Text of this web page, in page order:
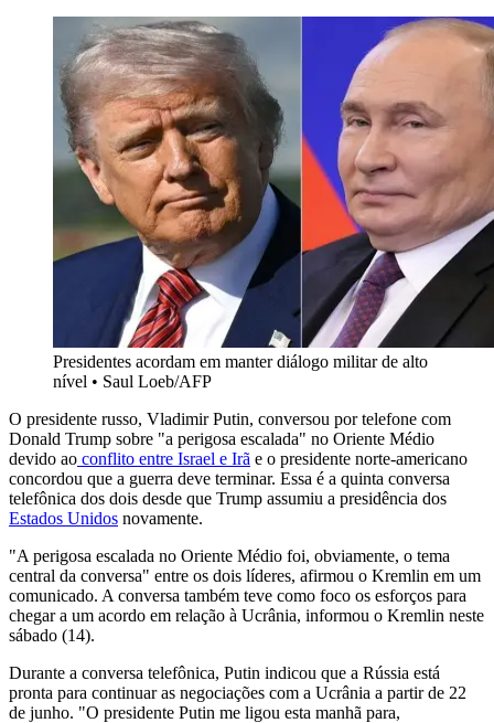
Presidentes acordam em manter diálogo militar de alto
nível • Saul Loeb/AFP
O presidente russo, Vladimir Putin, conversou por telefone com
Donald Trump sobre "a perigosa escalada" no Oriente Médio
devido ao conflito entre Israel e Irã e o presidente norte-americano
concordou que a guerra deve terminar. Essa é a quinta conversa
telefônica dos dois desde que Trump assumiu a presidência dos
Estados Unidos novamente.
"A perigosa escalada no Oriente Médio foi, obviamente, o tema
central da conversa" entre os dois líderes, afirmou o Kremlin em um
comunicado. A conversa também teve como foco os esforços para
chegar a um acordo em relação à Ucrânia, informou o Kremlin neste
sábado (14).
Durante a conversa telefônica, Putin indicou que a Rússia está
pronta para continuar as negociações com a Ucrânia a partir de 22
de junho. "O presidente Putin me ligou esta manhã para,